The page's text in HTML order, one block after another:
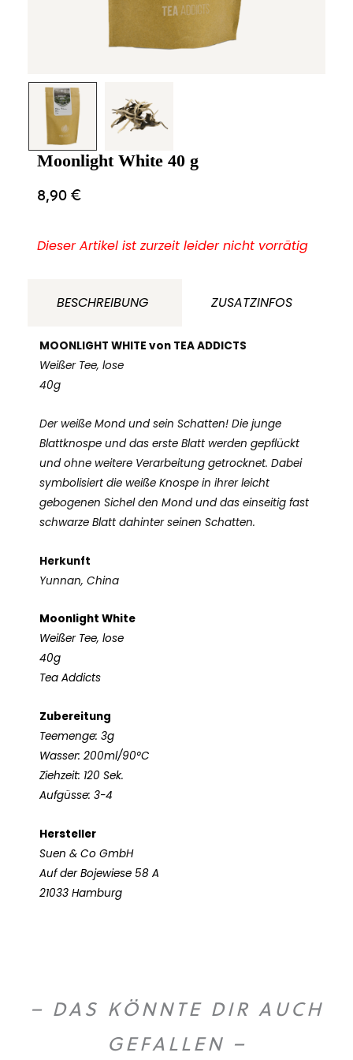
Moonlight White 40 g
8,90€
Dieser Artikel ist zurzeit leider nicht vorrätig
BESCHREIBUNG ZUSATZINFOS
MOONLIGHT WHITE von TEA ADDICTS
Weißer Tee, lose
40g
Der weiße Mond und sein Schatten! Die junge
Blattknospe und das erste Blatt werden gepflückt
und ohne weitere Verarbeitung getrocknet. Dabei
symbolisiert die weiße Knospe in ihrer leicht
gebogenen Sichel den Mond und das einseitig fast
schwarze Blatt dahinter seinen Schatten.
Herkunft
Yunnan, China
Moonlight White
Weißer Tee, lose
40g
Tea Addicts
Zubereitung
Teemenge: 3g
Wasser: 200ml/90°C
Ziehzeit: 120 Sek.
Aufgüsse: 3-4
Hersteller
Suen & Co GmbH
Auf der Bojewiese 58 A
21033 Hamburg
– DAS KÖNNTE DIR AUCH
GEFALLEN –